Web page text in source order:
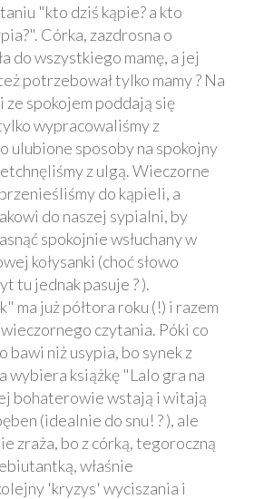
"kto dziś kąpie? a kto
Córka, zazdrosna o
do wszystkiego mamę, a jej
potrzebował tylko mamy ? Na
ze spokojem poddają się
wypracowaliśmy z
ulubione sposoby na spokojny
z ulgą. Wieczorne
do kąpieli, a
do naszej sypialni, by
spokojnie wsłuchany w
kołysanki (choć słowo
tu jednak pasuje ? ).
ma już półtora roku (!) i razem
czytania. Póki co
bawi niż usypia, bo synek z
wybiera książkę "Lalo gra na
bohaterowie wstają i witają
(idealnie do snu! ? ), ale
zraża, bo z córką, tegoroczną
właśnie
'kryzys' wyciszania i